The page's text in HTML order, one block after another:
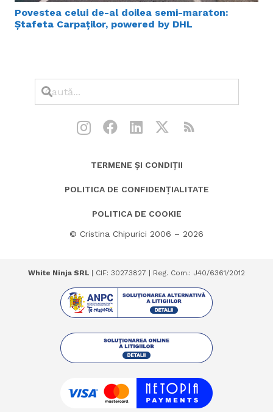
Povestea celui de-al doilea semi-maraton:
Ștafeta Carpaților, powered by DHL
TERMENE ȘI CONDIȚII
POLITICA DE CONFIDENȚIALITATE
POLITICA DE COOKIE
© Cristina Chipurici 2006 – 2026
White Ninja SRL | CIF: 30273827 | Reg. Com.: J40/6361/2012